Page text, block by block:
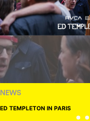
NEWS
ED TEMPLETON IN PARIS